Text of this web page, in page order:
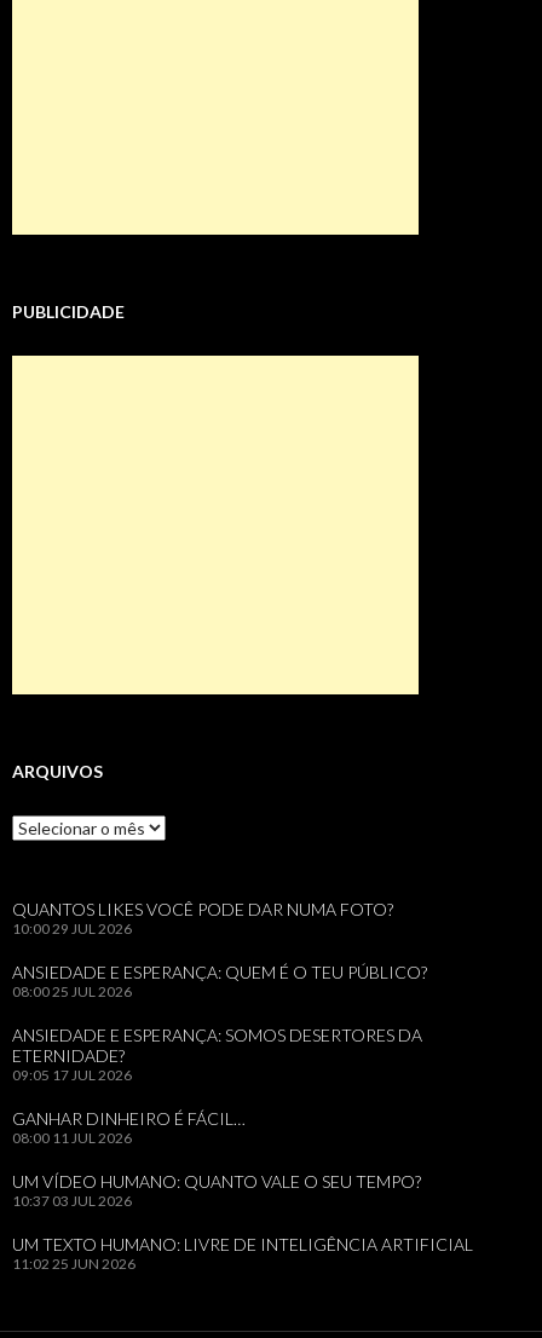
PUBLICIDADE
ARQUIVOS
Arquivos
QUANTOS LIKES VOCÊ PODE DAR NUMA FOTO?
10:0029 JUL 2026
ANSIEDADE E ESPERANÇA: QUEM É O TEU PÚBLICO?
08:0025 JUL 2026
ANSIEDADE E ESPERANÇA: SOMOS DESERTORES DA
ETERNIDADE?
09:05 17 JUL 2026
GANHAR DINHEIRO É FÁCIL…
08:00 11 JUL 2026
UM VÍDEO HUMANO: QUANTO VALE O SEU TEMPO?
10:37 03 JUL 2026
UM TEXTO HUMANO: LIVRE DE INTELIGÊNCIA ARTIFICIAL
11:02 25 JUN 2026